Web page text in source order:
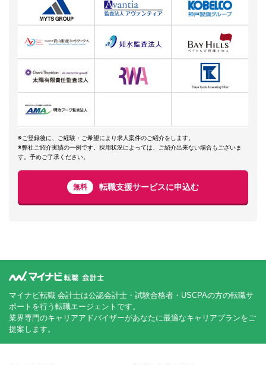
※ご登録後に、ご経験・ご希望により求人案件のご紹介をします。
※弊社ご紹介実績の一例です。採用状況によっては、ご紹介出来ない場合もございま
す。予めご了承ください。
無料 転職支援サービスに申込む
マイナビ転職 会計士は公認会計士・試験合格者・USCPAの方の転職サ
ポートを行う転職エージェントです。
業界専門のキャリアアドバイザーがあなたに最適なキャリアプランをご
提案します。